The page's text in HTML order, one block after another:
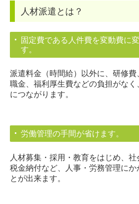
人材派遣とは？
固定費である人件費を変動費に
す。
派遣料金（時間給）以外に、研修費
職金、福利厚生費などの負担がな
につながります。
労働管理の手間が省けます。
人材募集・採用・教育をはじめ、社
税金納付など、人事・労務管理にか
とが出来ます。